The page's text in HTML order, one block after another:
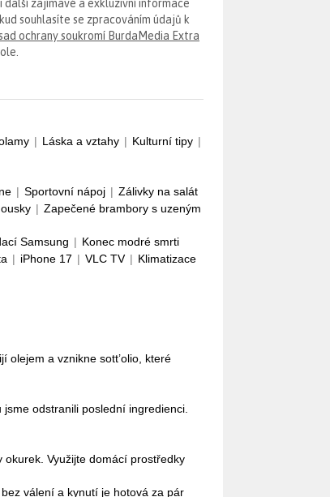
zajímavé a exkluzivní informace
souhlasíte se zpracováním údajů k
ochrany soukromí BurdaMedia Extra
| Láska a vztahy | Kulturní tipy |
| Sportovní nápoj | Zálivky na salát
| Zapečené brambory s uzeným
Samsung | Konec modré smrti
| iPhone 17 | VLC TV | Klimatizace
olejem a vznikne sott’olio, které
odstranili poslední ingredienci.
Využijte domácí prostředky
válení a kynutí je hotová za pár